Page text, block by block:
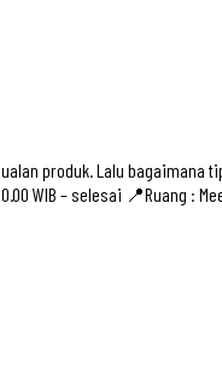
produk. Lalu bagaimana
WIB – selesai 📍Ruang :